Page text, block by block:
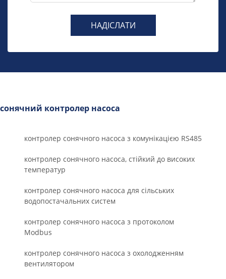
НАДІСЛАТИ
сонячний контролер насоса
контролер сонячного насоса з комунікацією RS485
контролер сонячного насоса, стійкий до високих
температур
контролер сонячного насоса для сільських
водопостачальних систем
контролер сонячного насоса з протоколом
Modbus
контролер сонячного насоса з охолодженням
вентилятором